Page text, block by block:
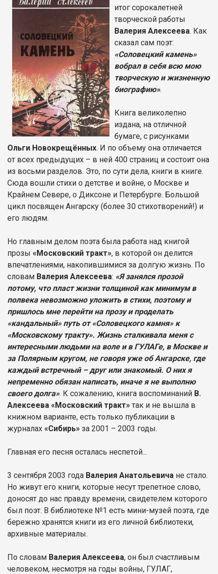
итог сорокалетней
творческой работы
Валерия Алексеева. Как
сказал сам поэт:
«Соловецкий камень»
вобрал в себя всю мою
творческую и жизненную
биографию».
Книга великолепно
издана, на отличной
бумаге, с рисунками
Ольги Новокрещённых. И по объему она отличается
от всех предыдущих – в ней 400 страниц и состоит она
из восьми разделов. Это, по сути дела, книги в книге.
Сюда вошли стихи о детстве и войне, о Москве и
Крайнем Севере, о Диксоне и Петербурге. Большой
цикл посвящен Ангарску (более 30 стихотворений!) и
его людям.
Но главным делом поэта была работа над книгой
прозы «Московский тракт», в которой он делится
впечатлениями, накопившимися за долгую жизнь. По
словам Валерия Алексеева: «Я занялся прозой
потому, что пласт жизни толщиной как минимум в
полвека невозможно уложить в стихи, поэтому и
пришлось мне перейти на прозу и проделать
«кандальный» путь от «Соловецкого камня» к
«Московскому тракту». Жизнь сталкивала меня с
интересными людьми на воле и в ГУЛАГе, в Москве и
за Полярным кругом, не говоря уже об Ангарске, где
каждый встречный – друг или знакомый. О них я
непременно обязан написать, иначе я не выполню
своего долга». К сожалению, книга воспоминаний В.
Алексеева «Московский тракт» так и не вышла в
книжном варианте, есть только публикации в
журналах «Сибирь» за 2001 – 2003 годы.
Главная его песня осталась неспетой...
3 сентября 2003 года Валерия Анатольевича не стало.
Но живут его книги, которые несут трепетное слово,
доносят до нас правду времени, свидетелем которого
был поэт. В библиотеке №1 есть мини-музей поэта, где
бережно хранятся книги из его личной библиотеки,
архивные материалы.
По словам Валерия Алексеева, он был счастливым
человеком, несмотря на годы войны, ГУЛАГ,